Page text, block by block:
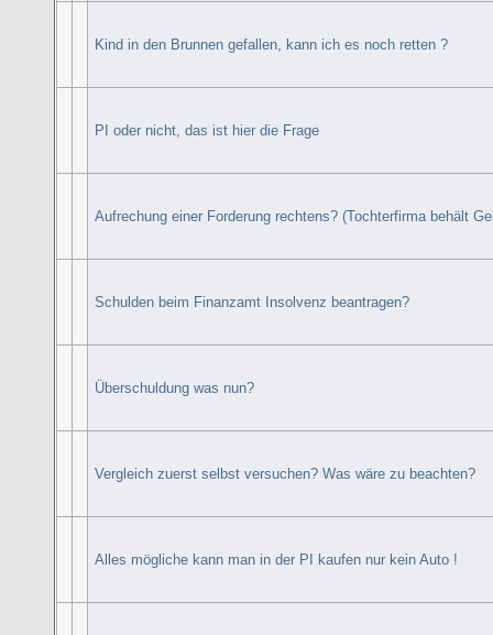
Kind in den Brunnen gefallen, kann ich es noch retten ?
PI oder nicht, das ist hier die Frage
Aufrechung einer Forderung rechtens? (Tochterfirma behält
Schulden beim Finanzamt Insolvenz beantragen?
Überschuldung was nun?
Vergleich zuerst selbst versuchen? Was wäre zu beachten?
Alles mögliche kann man in der PI kaufen nur kein Auto !